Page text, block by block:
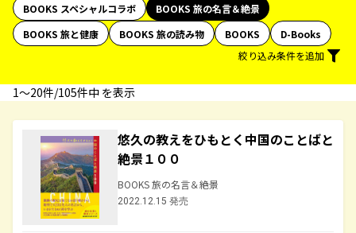
BOOKS スペシャルコラボ
BOOKS 旅の名言＆絶景
BOOKS 旅と健康
BOOKS 旅の読み物 BOOKS
D-Books
絞り込み条件を追加
1〜20件/105件中 を表示
悠久の教えをひもとく中国のことばと
絶景１００
BOOKS 旅の名言＆絶景
2022.12.15 発売